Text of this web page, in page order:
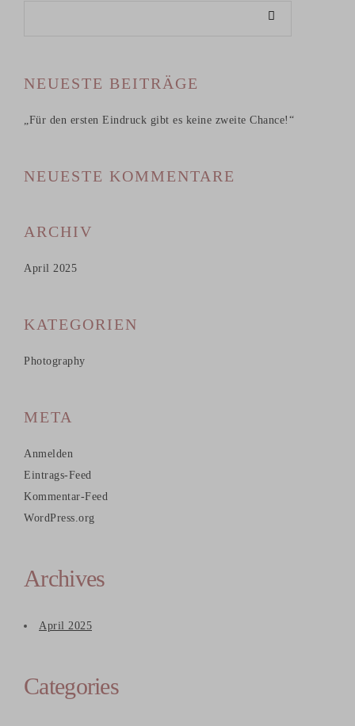
NEUESTE BEITRÄGE
„Für den ersten Eindruck gibt es keine zweite Chance!“
NEUESTE KOMMENTARE
ARCHIV
April 2025
KATEGORIEN
Photography
META
Anmelden
Eintrags-Feed
Kommentar-Feed
WordPress.org
Archives
April 2025
Categories